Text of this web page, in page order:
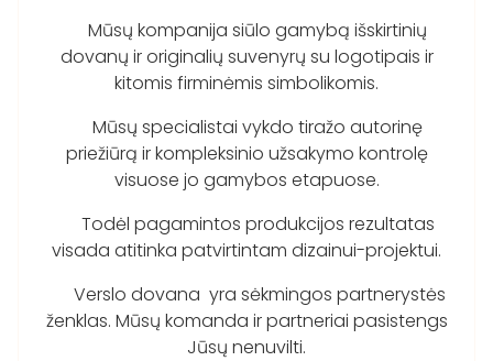
Mūsų kompanija siūlo gamybą išskirtinių
dovanų ir originalių suvenyrų su logotipais ir
kitomis firminėmis simbolikomis.
Mūsų specialistai vykdo tiražo autorinę
priežiūrą ir kompleksinio užsakymo kontrolę
visuose jo gamybos etapuose.
Todėl pagamintos produkcijos rezultatas
visada atitinka patvirtintam dizainui-projektui.
Verslo dovana yra sėkmingos partnerystės
ženklas. Mūsų komanda ir partneriai pasistengs
Jūsų nenuvilti.